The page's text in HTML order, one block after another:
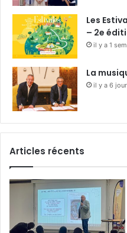
Les
– 2e
il y a 1
La
il y a 6
Articles récents